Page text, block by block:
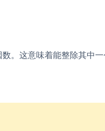
。这意味着能整除其中